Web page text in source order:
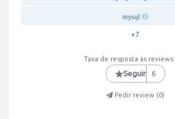
mysql
+7
Taxa de resposta às reviews:
★Seguir 6
Pedir review (0)